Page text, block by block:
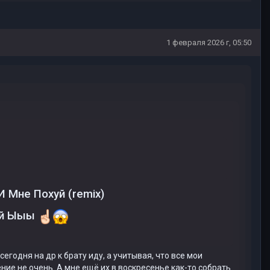
1 февраля 2026 г, 05:50
Мне Похуй (remix)
Ыыы
на др к брату иду, а учитывая, что все мои
не очень. А мне ещё их в воскресенье как-то собрать